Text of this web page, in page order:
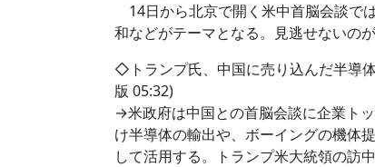
14日から北京で開く米中首脳会談で
和などがテーマとなる。見逃せないの
◇トランプ氏、中国に売り込んだ半導
版 05:32)
→米政府は中国との首脳会談に企業ト
け半導体の輸出や、ボーイングの機体
して活用する。トランプ米大統領の訪